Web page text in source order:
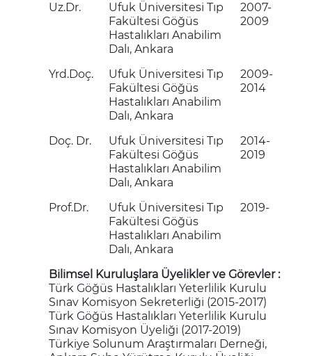
Uz.Dr.
Ufuk Üniversitesi Tıp
Fakültesi Göğüs
Hastalıkları Anabilim
Dalı, Ankara
2007-
2009
Yrd.Doç.
Ufuk Üniversitesi Tıp
Fakültesi Göğüs
Hastalıkları Anabilim
Dalı, Ankara
2009-
2014
Doç. Dr.
Ufuk Üniversitesi Tıp
Fakültesi Göğüs
Hastalıkları Anabilim
Dalı, Ankara
2014-
2019
Prof.Dr.
Ufuk Üniversitesi Tıp
Fakültesi Göğüs
Hastalıkları Anabilim
Dalı, Ankara
2019-
Bilimsel Kuruluşlara Üyelikler ve Görevler :
Türk Göğüs Hastalıkları Yeterlilik Kurulu
Sınav Komisyon Sekreterliği (2015-2017)
Türk Göğüs Hastalıkları Yeterlilik Kurulu
Sınav Komisyon Üyeliği (2017-2019)
Türkiye Solunum Araştırmaları Derneği,